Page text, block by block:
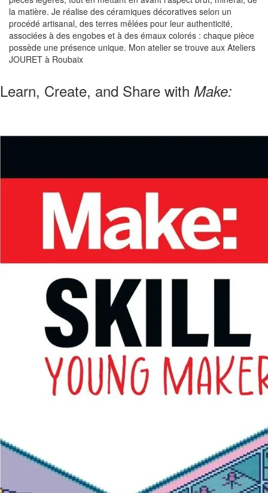
la matière. Je réalise des céramiques décoratives selon un
procédé artisanal, des terres mêlées pour leur authenticité,
associées à des engobes et à des émaux colorés : chaque pièce
possède une présence unique. Mon atelier se trouve aux Ateliers
JOURET à Roubaix
Learn, Create, and Share with Make: